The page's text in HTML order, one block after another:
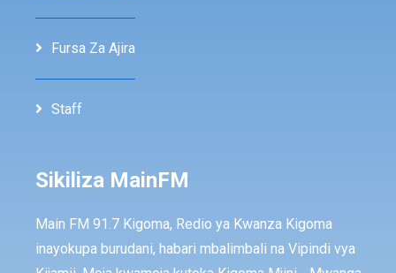
Fursa Za Ajira
Staff
Sikiliza MainFM
Main FM 91.7 Kigoma, Redio ya Kwanza Kigoma
inayokupa burudani, habari mbalimbali na Vipindi vya